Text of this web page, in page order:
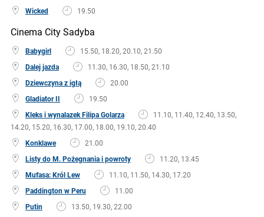
Wicked
19.50
Cinema City Sadyba
Babygirl
15.50, 18.20, 20.10, 21.50
Dalej jazda
11.30, 16.30, 18.50, 21.10
Dziewczyna z igłą
20.00
Gladiator II
19.50
Kleks i wynalazek Filipa Golarza
11.10, 11.40, 12.40, 13.50,
14.20, 15.20, 16.30, 17.00, 18.00, 19.10, 20.40
Konklawe
21.00
Listy do M. Pożegnania i powroty
11.20, 13.45
Mufasa: Król Lew
11.10, 11.50, 14.30, 17.20
Paddington w Peru
11.00
Putin
13.50, 19.30, 22.00